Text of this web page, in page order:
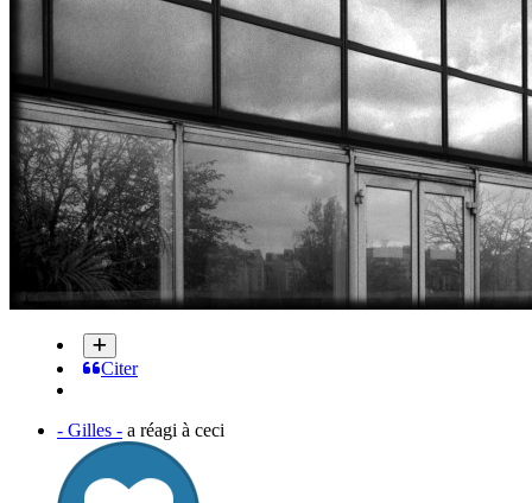
Citer
- Gilles - a réagi à ceci